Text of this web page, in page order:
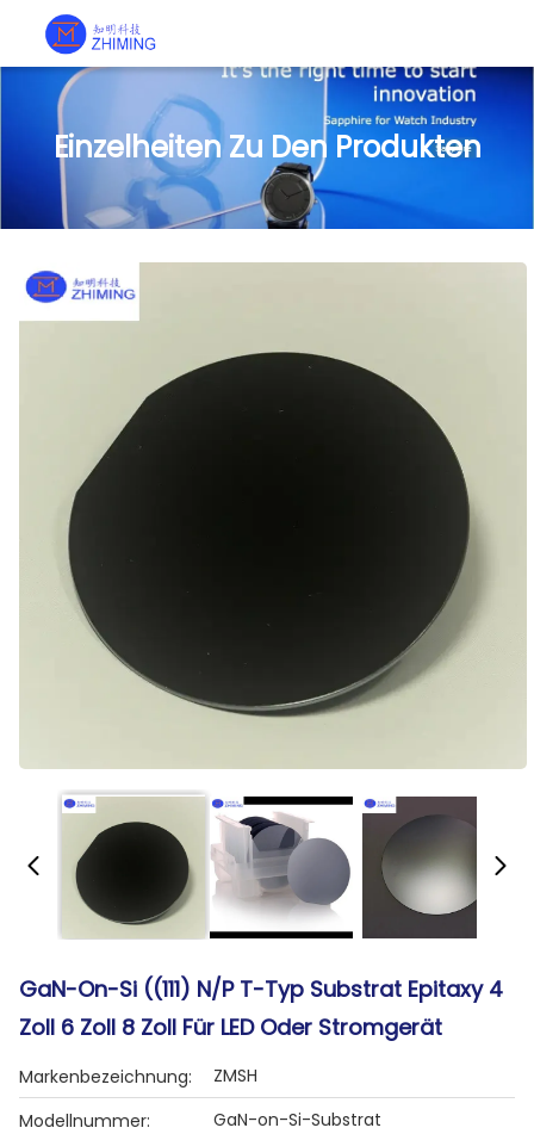
Einzelheiten Zu Den Produkten
GaN-On-Si ((111) N/P T-Typ Substrat Epitaxy 4
Zoll 6 Zoll 8 Zoll Für LED Oder Stromgerät
Markenbezeichnung:
ZMSH
Modellnummer:
GaN-on-Si-Substrat